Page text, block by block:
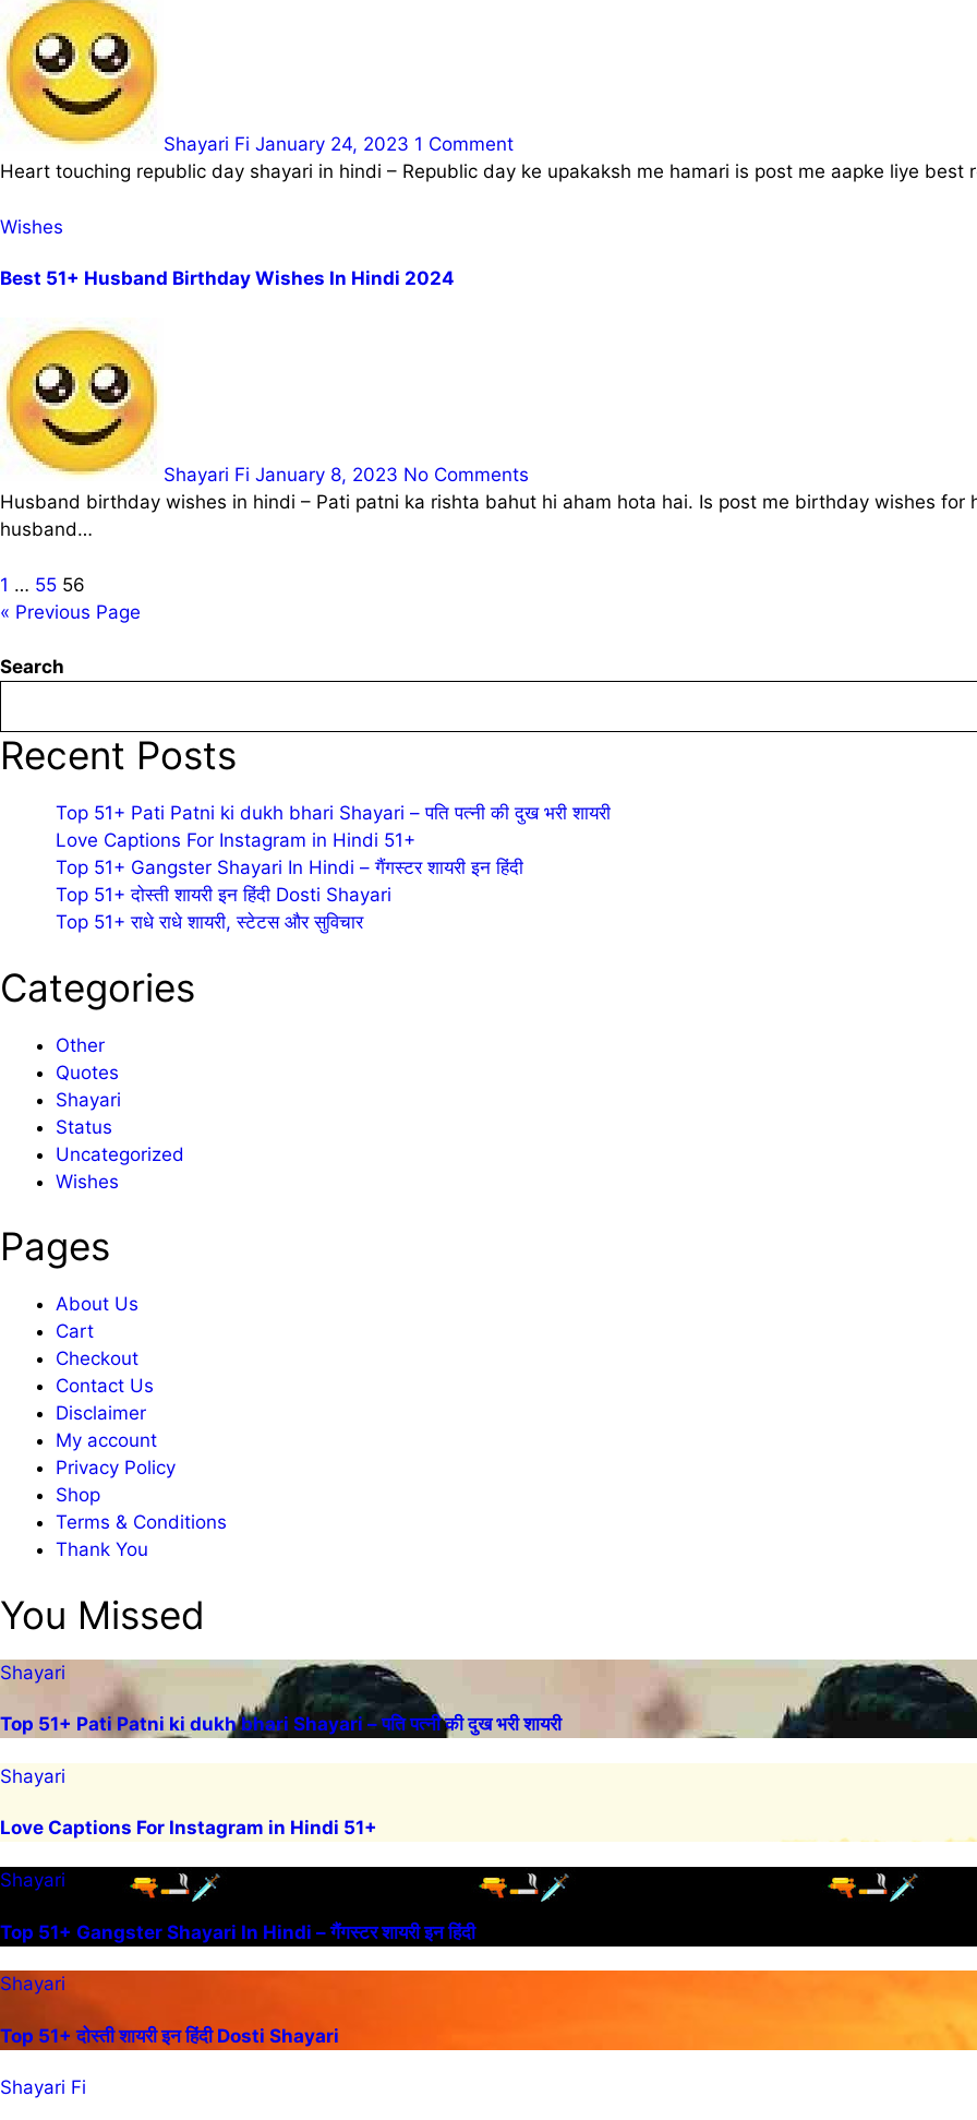
Shayari Fi January 24, 2023 1 Comment
Heart touching republic day shayari in hindi – Republic day ke upakaksh me hamari is post me aapke liye
Wishes
Best 51+ Husband Birthday Wishes In Hindi 2024
Shayari Fi January 8, 2023 No Comments
Husband birthday wishes in hindi – Pati patni ka rishta bahut hi aham hota hai. Is post me birthday wishes for husband in hindi ya romantic birthday wishes for
husband…
Posts
pagination
1 … 55 56
« Previous Page
Search
Recent Posts
Top 51+ Pati Patni ki dukh bhari Shayari – पति पत्नी की दुख भरी शायरी
Love Captions For Instagram in Hindi 51+
Top 51+ Gangster Shayari In Hindi – गैंगस्टर शायरी इन हिंदी
Top 51+ दोस्ती शायरी इन हिंदी Dosti Shayari
Top 51+ राधे राधे शायरी, स्टेटस और सुविचार
Categories
Other
Quotes
Shayari
Status
Uncategorized
Wishes
Pages
About Us
Cart
Checkout
Contact Us
Disclaimer
My account
Privacy Policy
Shop
Terms & Conditions
Thank You
You Missed
Shayari
Top 51+ Pati Patni ki dukh bhari Shayari – पति पत्नी की दुख भरी शायरी
Shayari
Love Captions For Instagram in Hindi 51+
Shayari
Top 51+ Gangster Shayari In Hindi – गैंगस्टर शायरी इन हिंदी
Shayari
Top 51+ दोस्ती शायरी इन हिंदी Dosti Shayari
Shayari Fi